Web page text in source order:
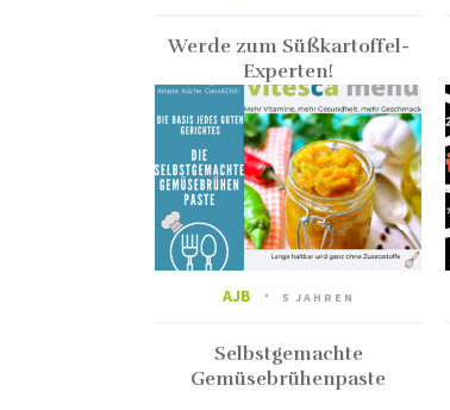
Werde zum Süßkartoffel-
Experten!
AJB 5 JAHREN
Selbstgemachte
Gemüsebrühenpaste